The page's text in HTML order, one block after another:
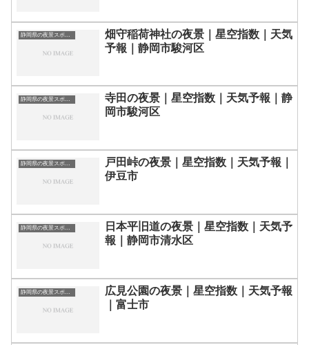
静岡県の夜景スポット一覧
畑守稲荷神社の夜景｜星空指数｜天気
予報｜静岡市駿河区
静岡県の夜景スポット一覧
寺田の夜景｜星空指数｜天気予報｜静
岡市駿河区
静岡県の夜景スポット一覧
戸田峠の夜景｜星空指数｜天気予報｜
伊豆市
静岡県の夜景スポット一覧
日本平旧道の夜景｜星空指数｜天気予
報｜静岡市清水区
静岡県の夜景スポット一覧
広見公園の夜景｜星空指数｜天気予報
｜富士市